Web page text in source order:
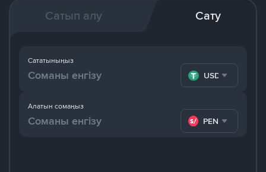
Сатып алу Сату
Алатын сомаңыз
PEN
Сататыныңыз
USDT